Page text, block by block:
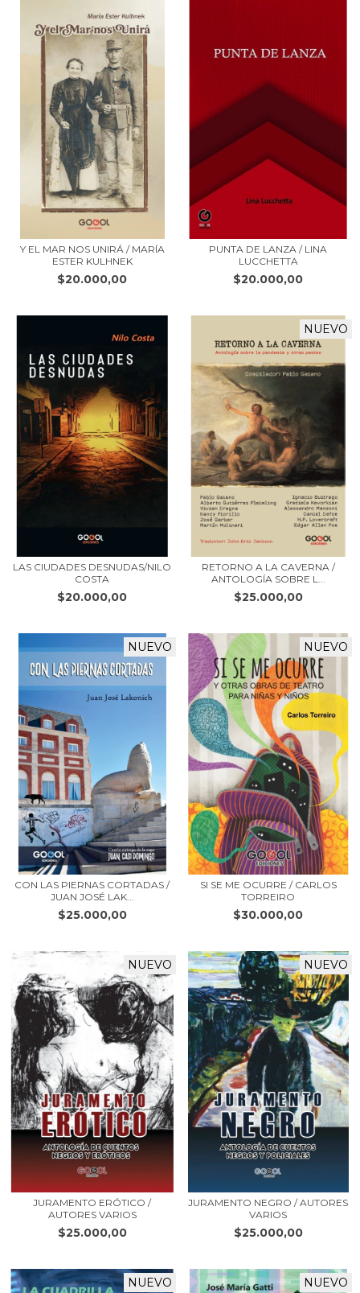
Y EL MAR NOS UNIRÁ / MARÍA
ESTER KULHNEK
$20.000,00
PUNTA DE LANZA / LINA
LUCCHETTA
$20.000,00
LAS CIUDADES DESNUDAS/NILO
COSTA
$20.000,00
NUEVO
RETORNO A LA CAVERNA /
ANTOLOGÍA SOBRE L...
$25.000,00
NUEVO
CON LAS PIERNAS CORTADAS /
JUAN JOSÉ LAK...
$25.000,00
NUEVO
SI SE ME OCURRE / CARLOS
TORREIRO
$30.000,00
NUEVO
JURAMENTO ERÓTICO /
AUTORES VARIOS
$25.000,00
NUEVO
JURAMENTO NEGRO / AUTORES
VARIOS
$25.000,00
NUEVO NUEVO